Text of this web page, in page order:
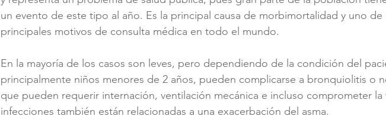
un evento de este tipo al año. Es la principal causa de morbimortalidad y uno de
principales motivos de consulta médica en todo el mundo.
En la mayoría de los casos son leves, pero dependiendo de la condición del
principalmente niños menores de 2 años, pueden complicarse a bronquiolitis o
que pueden requerir internación, ventilación mecánica e incluso comprometer la
infecciones también están relacionadas a una exacerbación del asma.